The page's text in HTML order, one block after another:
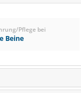
Pflege bei
Beine